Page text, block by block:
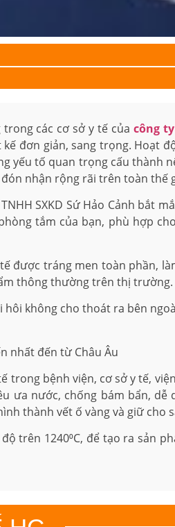
các cơ sở y tế của công
đơn giản, sang trọng. Hoạt
yếu tố quan trọng cấu thành
nhận rộng rãi trên toàn thế
SXKD Sứ Hảo Cảnh bắt
tắm của bạn, phù hợp
được tráng men toàn phần,
thông thường trên thị trường.
hôi không cho thoát ra bên
nhất đến từ Châu Âu
trong bệnh viện, cơ sở y tế,
ưa nước, chống bám bẩn, dễ
thành vết ố vàng và giữ cho
trên 1240⁰C, để tạo ra sản